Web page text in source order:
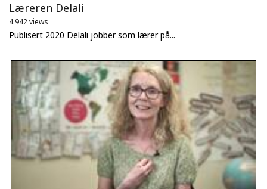
Læreren Delali
4.942 views
Publisert 2020 Delali jobber som lærer på...